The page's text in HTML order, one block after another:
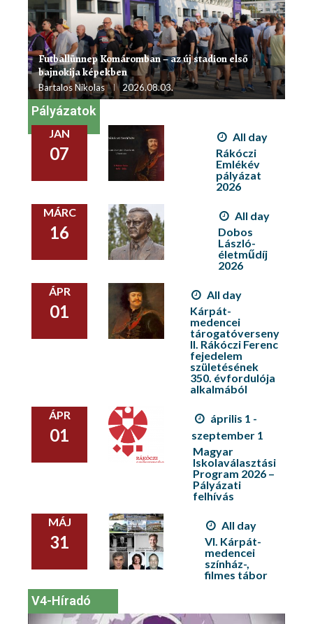
Futballünnep Komáromban – az új stadion első
bajnokija képekben
Bartalos Nikolas 2026.08.03.
Pályázatok
JAN
07
All day
Rákóczi
Emlékév
pályázat
2026
MÁRC
16
All day
Dobos
László-
életműdíj
2026
ÁPR
01
All day
Kárpát-
medencei
tárogatóverseny
II. Rákóczi Ferenc
fejedelem
születésének
350. évfordulója
alkalmából
ÁPR
01
április 1 -
szeptember 1
Magyar
Iskolaválasztási
Program 2026 –
Pályázati
felhívás
MÁJ
31
All day
VI. Kárpát-
medencei
színház-,
filmes tábor
V4-Híradó